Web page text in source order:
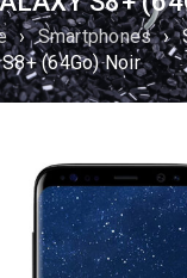
› Smartphones ›
S8+ (64Go) Noir